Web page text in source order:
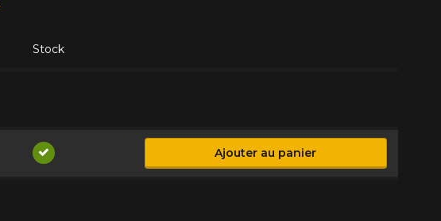
Stock
Disponible
Ajouter au panier